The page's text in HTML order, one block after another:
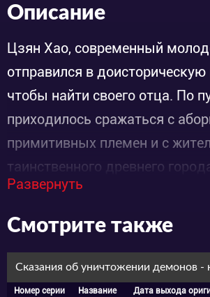
Описание
Цзян Хао, современный
отправился в
чтобы найти своего отца. По
приходилось сражаться с
примитивных племен и с
таинственного древнего
с землей, пересекал пустыню,
древних зверей и учился у
таинственному тотемному
сражался с небом, и внезапно
волшебный свет с неба, желая
Развернуть
Смотрите также
Сказания об уничтожении демонов -
Номер серии Название Дата выхода